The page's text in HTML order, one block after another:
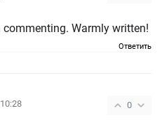
commenting. Warmly written!
Ответить
0